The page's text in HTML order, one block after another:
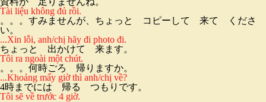
Tài liệu không đủ rồi.
。。。すみませんが、ちょっと コピーして 来て くださ
い。
...Xin lỗi, anh/chị hãy đi photo đi.
ちょっと 出かけて 来ます。
Tôi ra ngoài một chút.
。。。何時ごろ 帰りますか。
...Khoảng mấy giờ thì anh/chị về?
4時までには 帰る つもりです。
Tôi sẽ về trước 4 giờ.